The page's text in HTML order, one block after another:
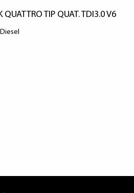
QUATTRO TIP QUAT. TDI3.0 V6